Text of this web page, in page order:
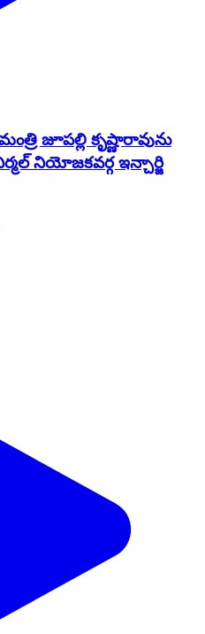
జూపల్లి కృష్ణారావును
నియోజకవర్గ ఇన్చార్జి